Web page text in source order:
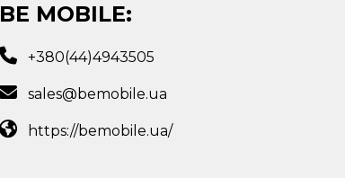
BE MOBILE:
+380(44)4943505
sales@bemobile.ua
https://bemobile.ua/